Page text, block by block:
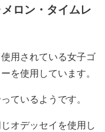
ロン・タイムレ
用されている女子ゴ
を使用しています。
ているようです。
オデッセイを使用し